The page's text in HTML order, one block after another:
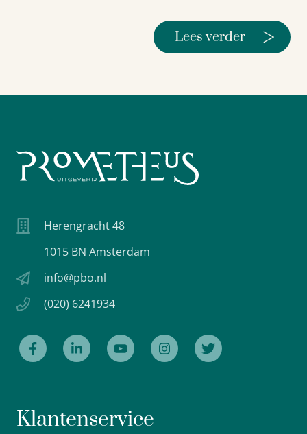
Lees verder >
Herengracht 48
1015 BN Amsterdam
info@pbo.nl
(020) 6241934
Klantenservice